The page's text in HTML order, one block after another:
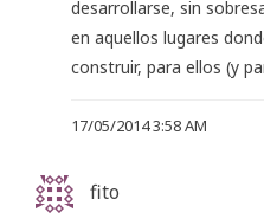
desarrollarse, sin
en aquellos lugares
construir, para ellos (y
17/05/2014 3:58 AM
fito